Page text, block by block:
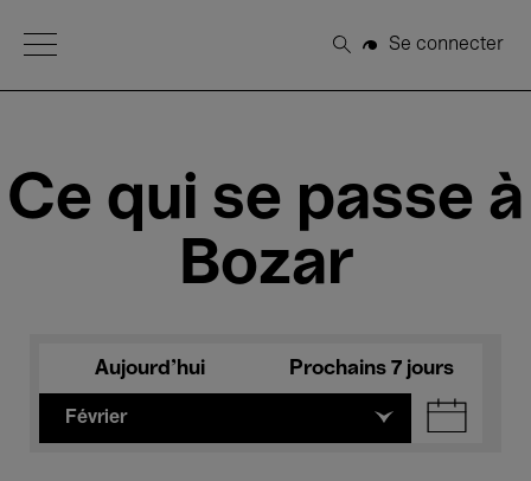
Open Menu
Rechercher
Se connecter
Ce qui se passe à
Bozar
Aujourd'hui Prochains 7 jours
Février